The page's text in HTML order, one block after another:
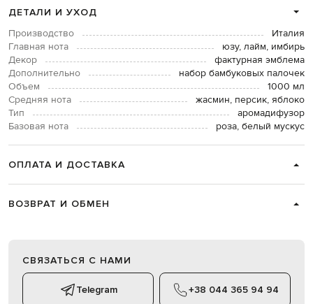
ДЕТАЛИ И УХОД
Производство
Италия
Главная нота
юзу, лайм, имбирь
Декор
фактурная эмблема
Дополнительно
набор бамбуковых палочек
Объем
1000 мл
Средняя нота
жасмин, персик, яблоко
Тип
аромадифузор
Базовая нота
роза, белый мускус
ОПЛАТА И ДОСТАВКА
ВОЗВРАТ И ОБМЕН
СВЯЗАТЬСЯ С НАМИ
Telegram +38 044 365 94 94